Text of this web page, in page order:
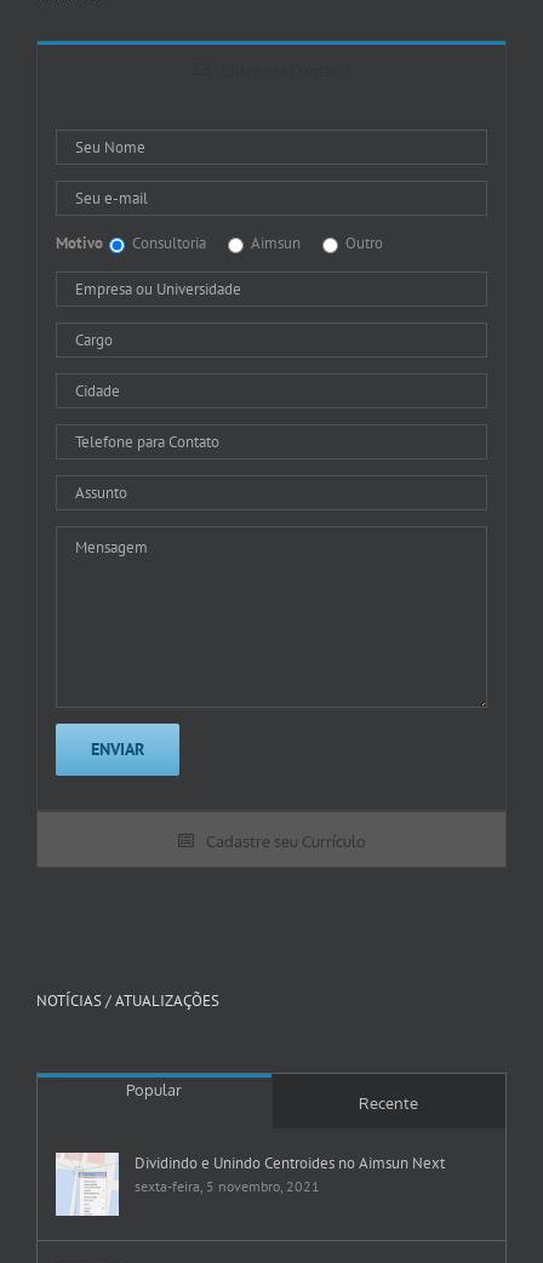
Motivo Consultoria Aimsun Outro
Cadastre seu Currículo
NOTÍCIAS / ATUALIZAÇÕES
Popular
Recente
Dividindo e Unindo Centroides no Aimsun Next
sexta-feira, 5 novembro, 2021